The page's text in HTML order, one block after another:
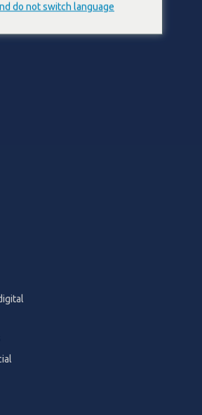
do not switch language